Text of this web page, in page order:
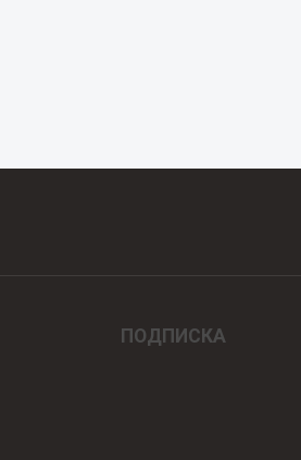
ПОДПИСКА